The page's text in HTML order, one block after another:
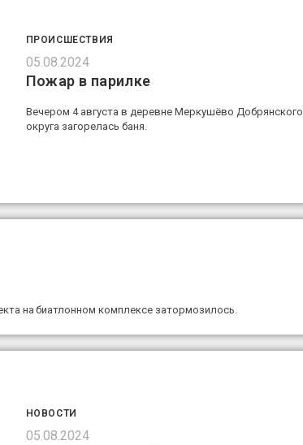
ПРОИСШЕСТВИЯ
05.08.2024
Пожар в парилке
Вечером 4 августа в деревне Меркушёво Добрянского
округа загорелась баня.
на биатлонном комплексе затормозилось.
НОВОСТИ
05.08.2024